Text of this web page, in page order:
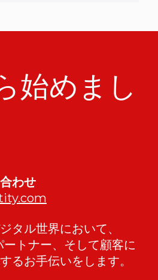
始めまし
わせ
タル世界において、
トナー、そして顧客に
るお手伝いをします。